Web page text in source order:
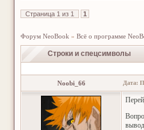
Страница 1 из 1 1
Форум NeoBook » Всё о программе
Строки и спецсимволы
Noobi_66 Дата: